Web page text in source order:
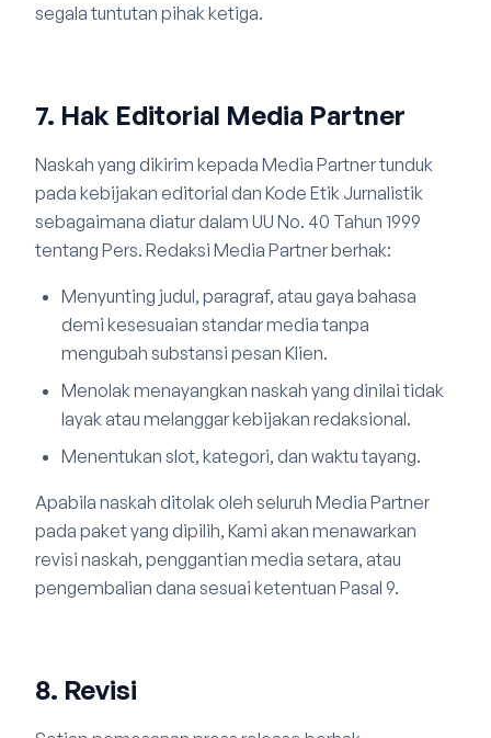
segala tuntutan pihak ketiga.
7. Hak Editorial Media Partner
Naskah yang dikirim kepada Media Partner tunduk
pada kebijakan editorial dan Kode Etik Jurnalistik
sebagaimana diatur dalam UU No. 40 Tahun 1999
tentang Pers. Redaksi Media Partner berhak:
Menyunting judul, paragraf, atau gaya bahasa
demi kesesuaian standar media tanpa
mengubah substansi pesan Klien.
Menolak menayangkan naskah yang dinilai tidak
layak atau melanggar kebijakan redaksional.
Menentukan slot, kategori, dan waktu tayang.
Apabila naskah ditolak oleh seluruh Media Partner
pada paket yang dipilih, Kami akan menawarkan
revisi naskah, penggantian media setara, atau
pengembalian dana sesuai ketentuan Pasal 9.
8. Revisi